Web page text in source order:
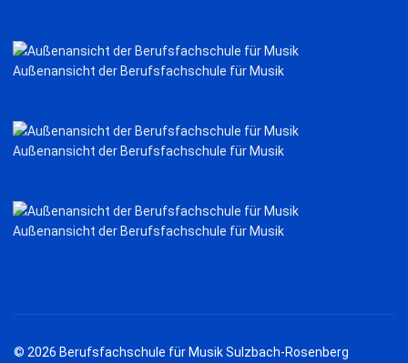
Außenansicht der Berufsfachschule für Musik
Außenansicht der Berufsfachschule für Musik
Außenansicht der Berufsfachschule für Musik
© 2026 Berufsfachschule für Musik Sulzbach-Rosenberg